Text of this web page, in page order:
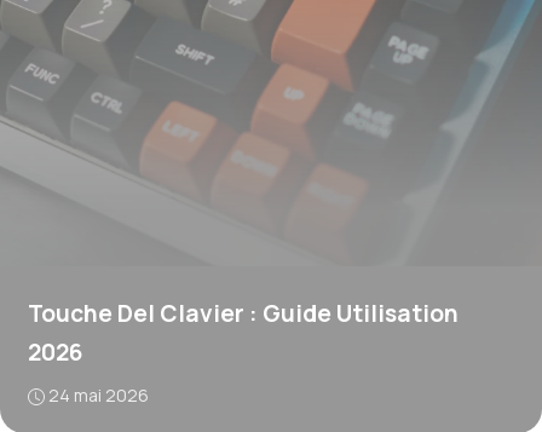
Touche Del Clavier : Guide Utilisation
2026
24 mai 2026